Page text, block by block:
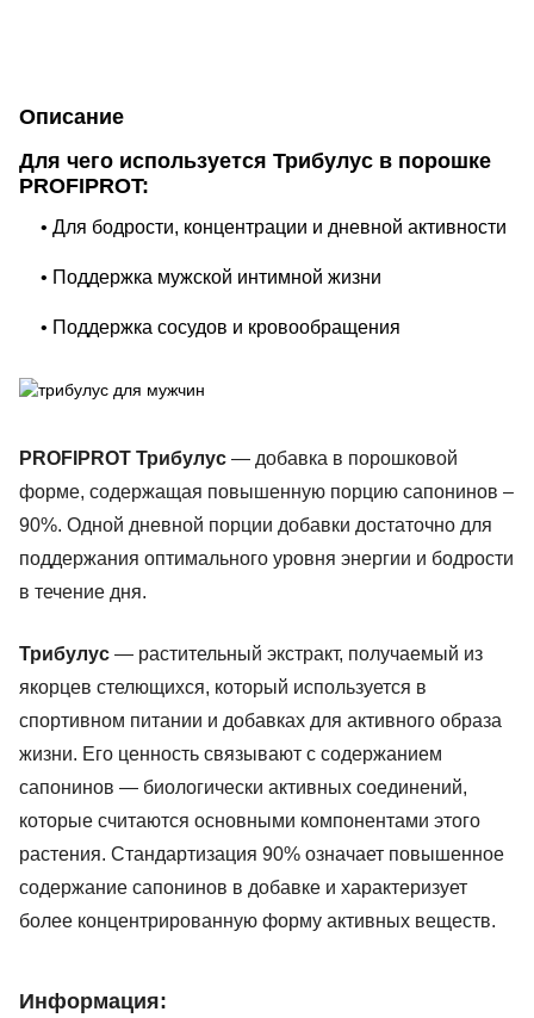
Описание
Для чего используется Трибулус в порошке
PROFIPROT:
• Для бодрости, концентрации и дневной активности
• Поддержка мужской интимной жизни
• Поддержка сосудов и кровообращения
PROFIPROT Трибулус — добавка в порошковой
форме, содержащая повышенную порцию сапонинов –
90%. Одной дневной порции добавки достаточно для
поддержания оптимального уровня энергии и бодрости
в течение дня.
Трибулус — растительный экстракт, получаемый из
якорцев стелющихся, который используется в
спортивном питании и добавках для активного образа
жизни. Его ценность связывают с содержанием
сапонинов — биологически активных соединений,
которые считаются основными компонентами этого
растения. Стандартизация 90% означает повышенное
содержание сапонинов в добавке и характеризует
более концентрированную форму активных веществ.
Информация: